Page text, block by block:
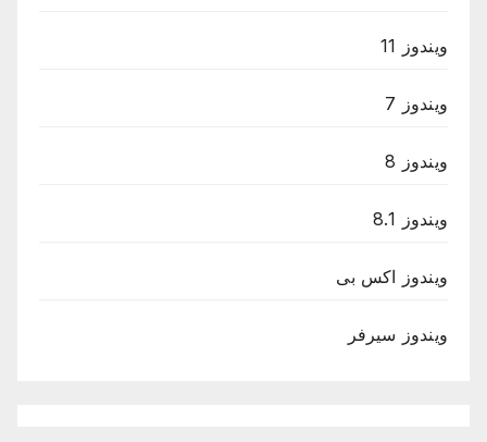
ويندوز 11
ويندوز 7
ويندوز 8
ويندوز 8.1
ويندوز اكس بى
ويندوز سيرفر